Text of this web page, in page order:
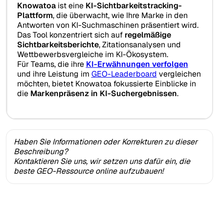
Knowatoaist eine KI-Sichtbarkeitstracking-
Plattform, die überwacht, wie Ihre Marke in den
Antworten von KI-Suchmaschinen präsentiert wird.
Das Tool konzentriert sich auf regelmäßige
Sichtbarkeitsberichte, Zitationsanalysen und
Wettbewerbsvergleiche im KI-Ökosystem.
Für Teams, die ihre KI-Erwähnungen verfolgen
und ihre Leistung im GEO-Leaderboard vergleichen
möchten, bietet Knowatoa fokussierte Einblicke in
die Markenpräsenz in KI-Suchergebnissen.
Haben Sie Informationen oder Korrekturen zu dieser
Beschreibung?
Kontaktieren Sie uns, wir setzen uns dafür ein, die
beste GEO-Ressource online aufzubauen!